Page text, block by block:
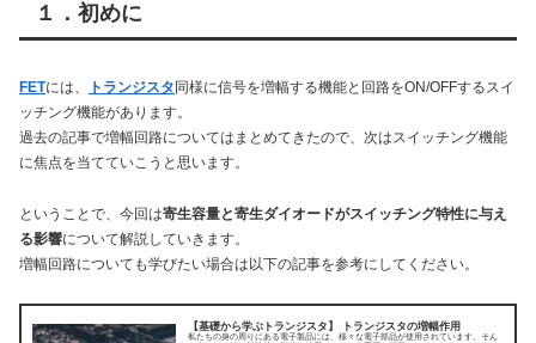
１．初めに
FETには、 トランジスタ 同様に信号を増幅する機能と回路をON/OFFするスイ
ッチング機能があります。
過去の記事で増幅回路についてはまとめてきたので、次はスイッチング機能
に焦点を当てていこうと思います。
ということで、今回は寄生容量と寄生ダイオードがスイッチング特性に与え
る影響について解説していきます。
増幅回路についても学びたい場合は以下の記事を参考にしてください。
【基礎から学ぶトランジスタ】 トランジスタの増幅作用
私たちの身の周りにある電子製品には、様々な電子部品が使用されています。そん